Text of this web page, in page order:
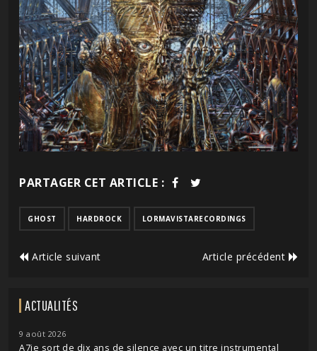
PARTAGER CET ARTICLE :
GHOST HARDROCK LORMAVISTARECORDINGS
Article suivant Article précédent
ACTUALITÉS
9 août 2026
A7ie sort de dix ans de silence avec un titre instrumental